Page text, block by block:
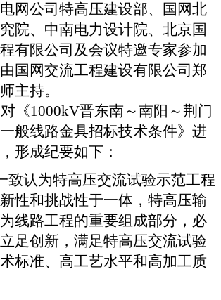
网公司特高压建设部、国网北
院、中南电力设计院、北京国
有限公司及会议特邀专家参加
国网交流工程建设有限公司郑
主持。
《1000kV晋东南～南阳～荆门
般线路金具招标技术条件》进
形成纪要如下：
致认为特高压交流试验示范工程
性和挑战性于一体，特高压输
线路工程的重要组成部分，必
足创新，满足特高压交流试验
标准、高工艺水平和高加工质